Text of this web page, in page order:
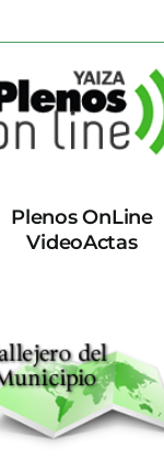
Plenos OnLine
VideoActas